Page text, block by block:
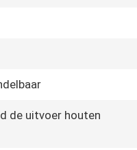
de uitvoer houten